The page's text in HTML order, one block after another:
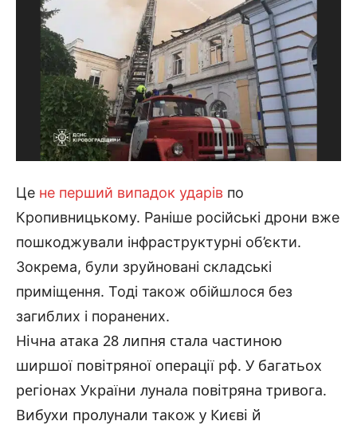
Це не перший випадок ударів по
Кропивницькому. Раніше російські дрони вже
пошкоджували інфраструктурні об’єкти.
Зокрема, були зруйновані складські
приміщення. Тоді також обійшлося без
загиблих і поранених.
Нічна атака 28 липня стала частиною
ширшої повітряної операції рф. У багатьох
регіонах України лунала повітряна тривога.
Вибухи пролунали також у Києві й